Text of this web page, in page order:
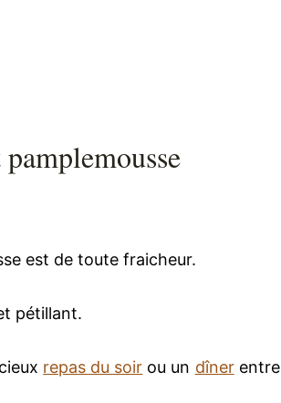
est de toute fraicheur.
pétillant.
repas du soir ou un dînerentre